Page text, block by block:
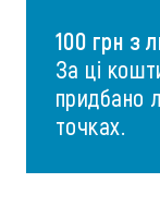
100 грн з
За ці
придбано
точках.